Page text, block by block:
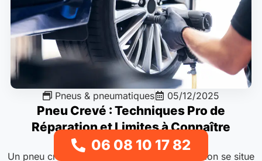
Pneus & pneumatiques 05/12/2025
Pneu Crevé : Techniques Pro de
Réparation et Limites à Connaître
Un pneu crevé peut être réparé si la perforation se situe
06 08 10 17 82